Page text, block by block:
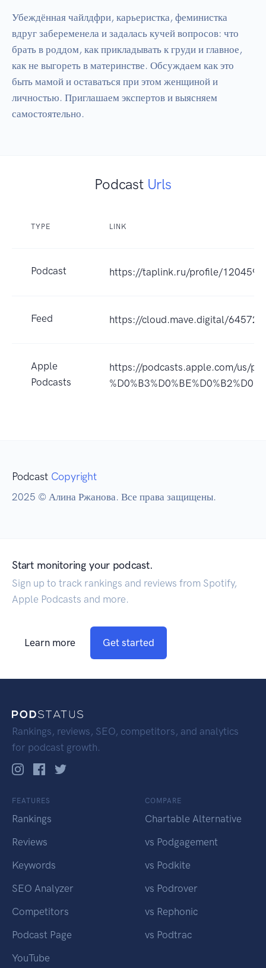
Убеждённая чайлдфри, карьеристка, феминистка
вдруг забеременела и задалась кучей вопросов: что
брать в роддом, как прикладывать к груди и главное,
как не выгореть в материнстве. Обсуждаем как это
быть мамой и оставаться при этом женщиной и
личностью. Приглашаем экспертов и выясняем
самостоятельно.
Podcast Urls
TYPE LINK
Podcast https://taplink.ru/profile/
Feed https://cloud.mave.digital/64572
Apple
Podcasts
https://podcasts.apple.com/us/
Podcast Copyright
2025 © Алина Ржанова. Все права защищены.
Start monitoring your podcast.
Sign up to track rankings and reviews from Spotify,
Apple Podcasts and more.
Learn more Get started
Rankings, reviews, SEO, competitors, and analytics
for podcast growth.
FEATURES
Rankings
Reviews
Keywords
SEO Analyzer
Competitors
Podcast Page
YouTube
COMPARE
Chartable Alternative
vs Podgagement
vs Podkite
vs Podrover
vs Rephonic
vs Podtrac